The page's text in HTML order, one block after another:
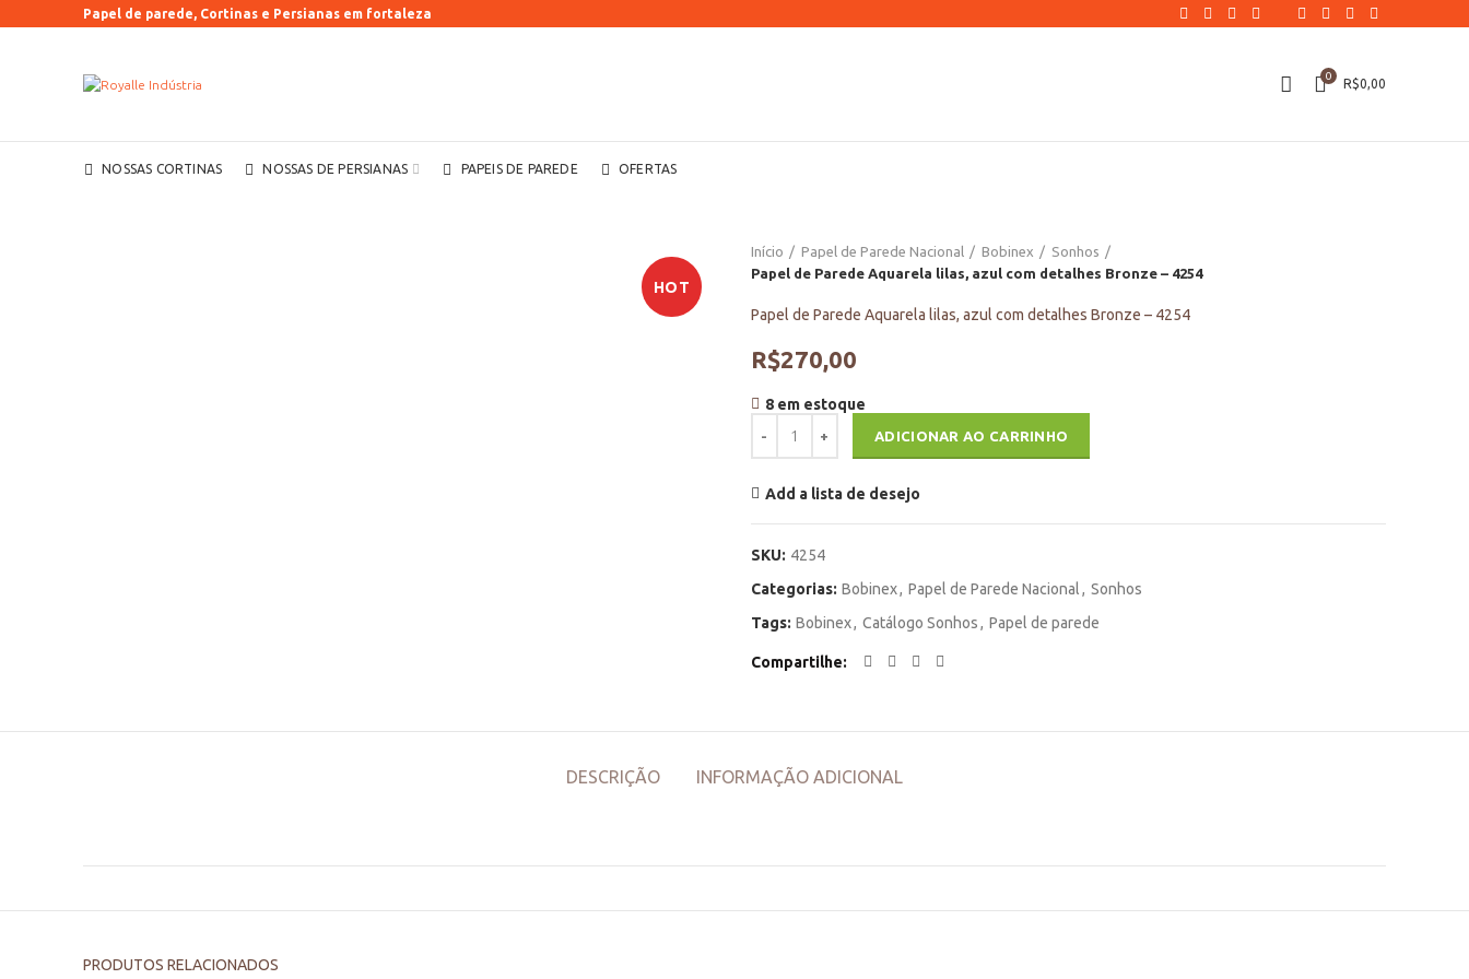
Papel de parede, Cortinas e Persianas em fortaleza
0
R$0,00
NOSSAS CORTINAS NOSSAS DE PERSIANAS PAPEIS DE PAREDE OFERTAS
HOT
Início Papel de Parede Nacional Bobinex
Sonhos
Papel de Parede Aquarela lilas, azul com detalhes Bronze – 4254
Papel de Parede Aquarela lilas, azul com detalhes Bronze – 4254
R$270,00
8 em estoque
ADICIONAR AO CARRINHO
Add a lista de desejo
SKU: 4254
Categorias: Bobinex, Papel de Parede Nacional, Sonhos
Tags: Bobinex, Catálogo Sonhos, Papel de parede
Compartilhe
DESCRIÇÃO INFORMAÇÃO ADICIONAL
PRODUTOS RELACIONADOS